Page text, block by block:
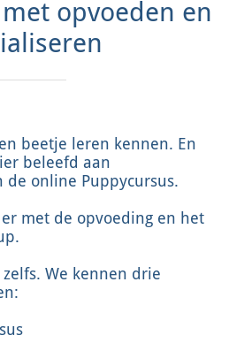
opvoeden en
beetje leren kennen. En
beleefd aan
de online Puppycursus.
met de opvoeding en het
We kennen drie